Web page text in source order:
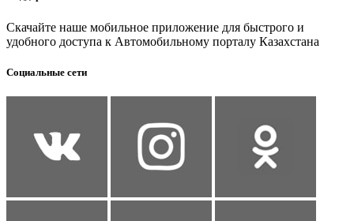
Скачайте наше мобильное приложение для быстрого и
удобного доступа к Автомобильному порталу Казахстана
Социальные сети